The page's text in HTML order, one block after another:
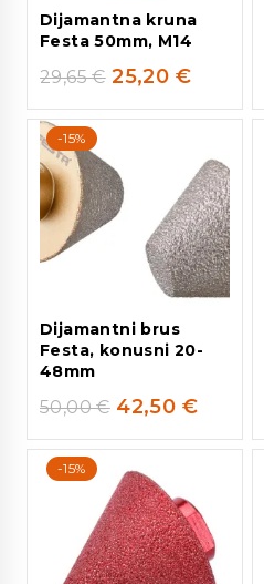
Dijamantna kruna
Festa 50mm, M14
29,65€ 25,20 €
-15%
Dijamantni brus
Festa, konusni 20-
48mm
50,00€ 42,50 €
-15%